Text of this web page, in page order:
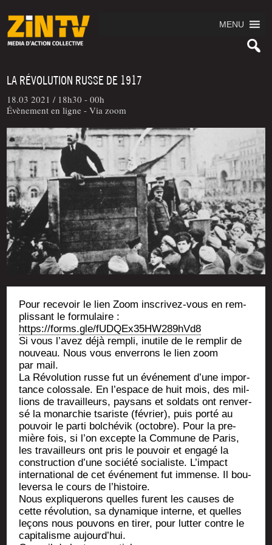
MENU
LA RÉVOLUTION RUSSE DE 1917
18.03 2021 / 18h30 - 00h
Évènement en ligne - Via zoom
Pour rece­voir le lien Zoom ins­cri­vez-vous en rem­
plis­sant le for­mu­laire :
https://forms.gle/fUDQEx35HW289hVd8
Si vous l’a­vez déjà rem­pli, inutile de le rem­plir de
nou­veau. Nous vous enver­rons le lien zoom
par mail.
La Révo­lu­tion russe fut un évé­ne­ment d’une impor­
tance colos­sale. En l’es­pace de huit mois, des mil­
lions de tra­vailleurs, pay­sans et sol­dats ont ren­ver­
sé la monar­chie tsa­riste (février), puis por­té au
pou­voir le par­ti bol­ché­vik (octobre). Pour la pre­
mière fois, si l’on excepte la Com­mune de Paris,
les tra­vailleurs ont pris le pou­voir et enga­gé la
construc­tion d’une socié­té socia­liste. L’im­pact
inter­na­tio­nal de cet évé­ne­ment fut immense. Il bou­
le­ver­sa le cours de l’histoire.
Nous expli­que­rons quelles furent les causes de
cette révo­lu­tion, sa dyna­mique interne, et quelles
leçons nous pou­vons en tirer, pour lut­ter contre le
capi­ta­lisme aujourd’hui.